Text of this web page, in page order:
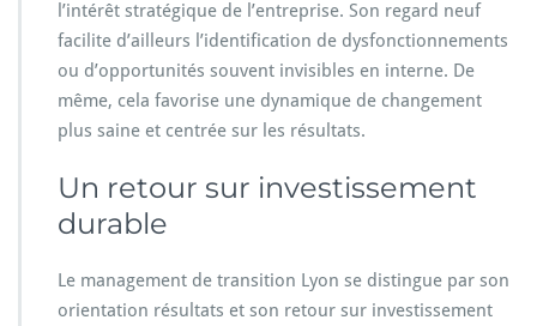
l’intérêt stratégique de l’entreprise. Son regard neuf
facilite d’ailleurs l’identification de dysfonctionnements
ou d’opportunités souvent invisibles en interne. De
même, cela favorise une dynamique de changement
plus saine et centrée sur les résultats.
Un retour sur investissement
durable
Le management de transition Lyon se distingue par son
orientation résultats et son retour sur investissement